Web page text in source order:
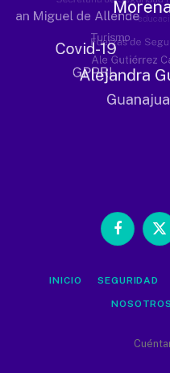
Facebook
X
INICIO SEGURIDAD
NOSOTROS